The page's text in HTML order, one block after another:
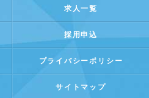
求人一覧
採用申込
プライバシーポリシー
サイトマップ